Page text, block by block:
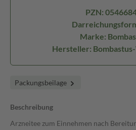
PZN:
Marke:
Hersteller:
Packungsbeilage
Beschreibung
Arzneitee zum Einnehmen nach